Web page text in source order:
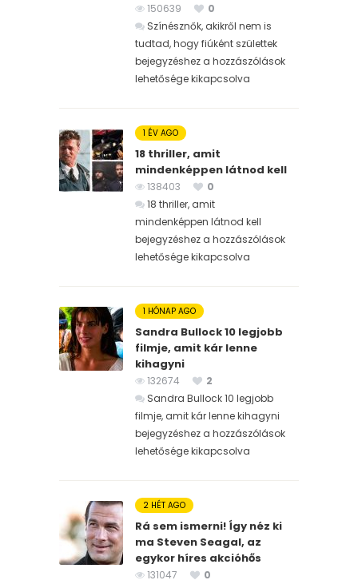
150639
0
Színésznők, akikről nem is
tudtad, hogy fiúként születtek
bejegyzéshez a hozzászólások
lehetősége kikapcsolva
1 ÉV AGO
18 thriller, amit
mindenképpen látnod kell
138403
0
18 thriller, amit
mindenképpen látnod kell
bejegyzéshez a hozzászólások
lehetősége kikapcsolva
1 HÓNAP AGO
Sandra Bullock 10 legjobb
filmje, amit kár lenne
kihagyni
132674
2
Sandra Bullock 10 legjobb
filmje, amit kár lenne kihagyni
bejegyzéshez a hozzászólások
lehetősége kikapcsolva
2 HÉT AGO
Rá sem ismerni! Így néz ki
ma Steven Seagal, az
egykor híres akcióhős
131047 0